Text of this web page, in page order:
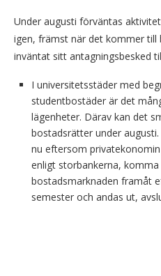
Under augusti förväntas
igen, främst när det kommer
inväntat sitt antagningsbesked
I universitetsstäder med
studentbostäder är det
lägenheter. Därav kan det
bostadsrätter under
nu eftersom
enligt storbankerna,
bostadsmarknaden framåt
semester och andas ut,